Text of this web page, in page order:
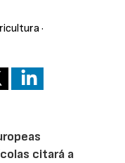
·
citará a